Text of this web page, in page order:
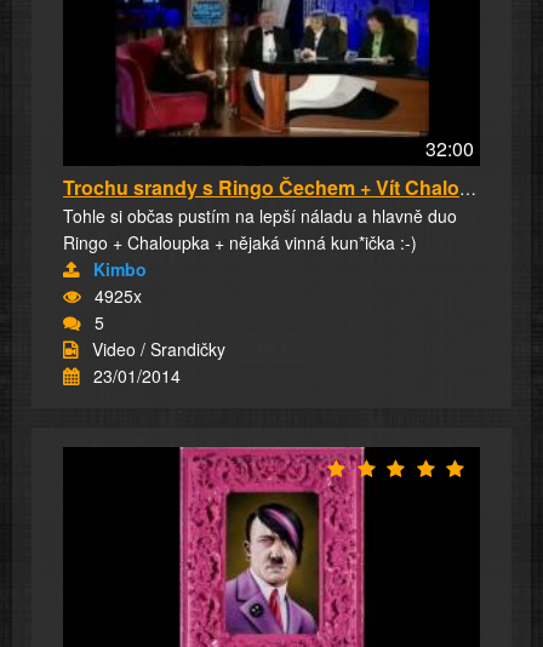
32:00
Trochu srandy s Ringo Čechem + Vít Chaloupka ...
Tohle si občas pustím na lepší náladu a hlavně duo
Ringo + Chaloupka + nějaká vinná kun*ička :-)
Kimbo
4925x
5
Video / Srandičky
23/01/2014